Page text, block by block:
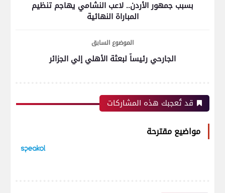
بسبب جمهور الأردن.. لاعب النشامي يهاجم تنظيم
المباراة النهائية
الموضوع السابق
الجارحي رئيساً لبعثة الأهلي إلي الجزائر
قد تُعجبك هذه المشاركات
مواضيع مقترحة